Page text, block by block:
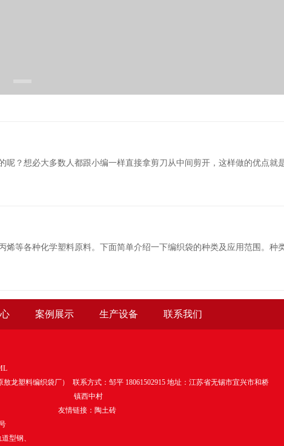
？想必大多数人都跟小编一样直接拿剪刀从中间剪开，这样做的优点就
等各种化学塑料原料。下面简单介绍一下编织袋的种类及应用范围。种
案例展示 生产设备 联系我们
敖龙塑料编织袋厂） 联系方式：邹平 18061502915 地址：江苏省无锡市宜兴市和桥
镇西中村
友情链接： 陶土砖
道型钢、